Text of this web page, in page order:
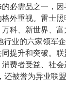
必需品之一，
外重视。雷士
科、新世界、
业的六家领军企
提升和突破。
费者受益、社
被誉为异业联